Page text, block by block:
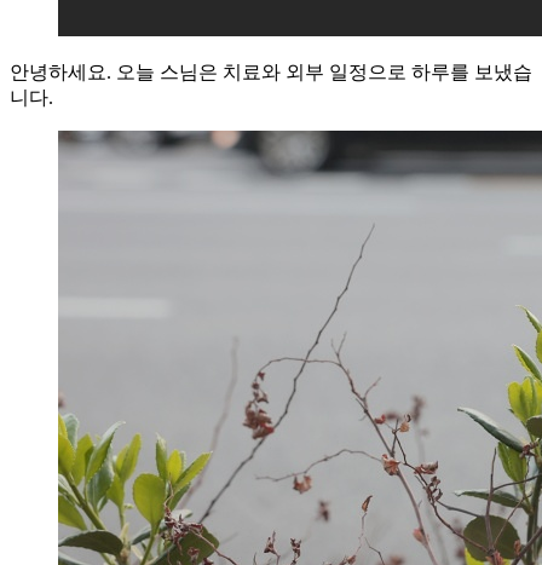
안녕하세요. 오늘 스님은 치료와 외부 일정으로 하루를 보냈습
니다.